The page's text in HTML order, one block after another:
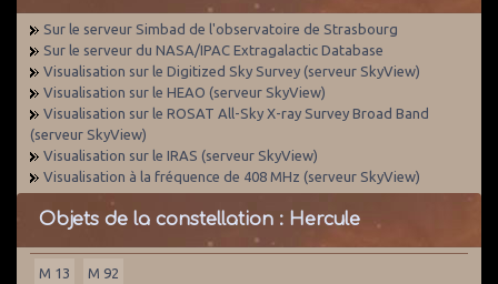
Sur le serveur Simbad de l'observatoire de Strasbourg
Sur le serveur du NASA/IPAC Extragalactic Database
Visualisation sur le Digitized Sky Survey (serveur SkyView)
Visualisation sur le HEAO (serveur SkyView)
Visualisation sur le ROSAT All-Sky X-ray Survey Broad Band
(serveur SkyView)
Visualisation sur le IRAS (serveur SkyView)
Visualisation à la fréquence de 408 MHz (serveur SkyView)
Objets de la constellation : Hercule
M 13 M 92